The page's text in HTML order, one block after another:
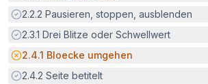
Erfüllt:
2.2.2 Pausieren, stoppen, ausblenden
Erfüllt:
2.3.1 Drei Blitze oder Schwellwert
Potenzielle Barriere:
2.4.1 Bloecke umgehen
Erfüllt:
2.4.2 Seite betitelt